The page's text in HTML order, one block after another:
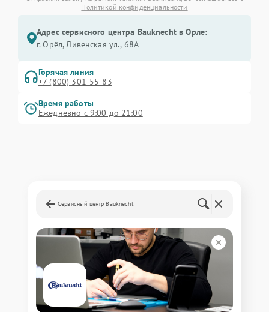
Политикой конфиденциальности
Адрес сервисного центра Bauknecht в Орле:
г. Орёл, Ливенская ул., 68А
Горячая линия
+7 (800) 301-55-83
Время работы
Ежедневно с 9:00 до 21:00
Сервисный центр Bauknecht